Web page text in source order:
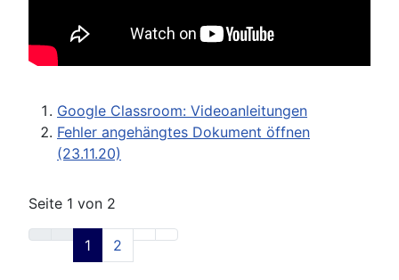
Google Classroom: Videoanleitungen
Fehler angehängtes Dokument öffnen
(23.11.20)
Seite 1 von 2
1 2